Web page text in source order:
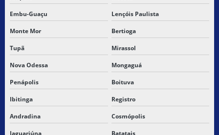
TRANSPORTADORA CARGA FRACIONADA NORDESTE
TRANSPORTADORA DE CARGAS PERIGOSAS
TRANSPORTADORA PARA CAXIAS MARANHÃO
TRANSPORTADORA ENTREGAS EXTRA
TRANSPORTADORA DE ENTREGAS RAPIDAS
Embu-Guaçu Lençóis Paulista
Monte Mor Bertioga
Tupã Mirassol
Nova Odessa Mongaguá
Penápolis Boituva
Ibitinga Registro
Andradina Cosmópolis
Jaguariúna Batatais